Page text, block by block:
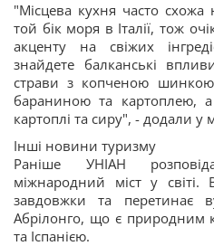
"Місцева кухня часто
той бік моря в Італії, тож
акценту на свіжих
знайдете балканські
страви з копченою
бараниною та картоплею,
картоплі та сиру", - додали у
Інші новини туризму
Раніше УНІАН
міжнародний міст у
завдовжки та перетинає
Абрілонго, що є природним
та Іспанією.